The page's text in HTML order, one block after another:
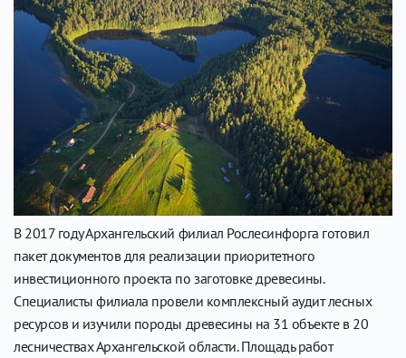
В 2017 году Архангельский филиал Рослесинфорга готовил
пакет документов для реализации приоритетного
инвестиционного проекта по заготовке древесины.
Специалисты филиала провели комплексный аудит лесных
ресурсов и изучили породы древесины на 31 объекте в 20
лесничествах Архангельской области. Площадь работ